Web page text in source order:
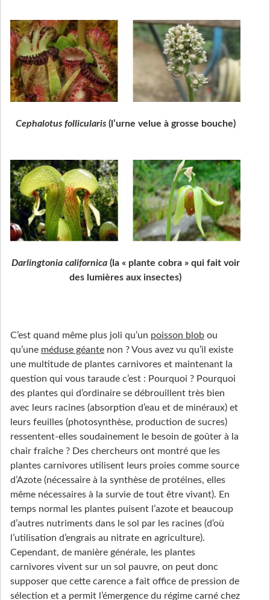
Cephalotus follicularis(l’urne velue à grosse bouche)
Darlingtonia californica(la « plante cobra » qui fait voir
des lumières aux insectes)
C’est quand même plus joli qu’un poisson blob ou
qu’une méduse géante non ? Vous avez vu qu’il existe
une multitude de plantes carnivores et maintenant la
question qui vous taraude c’est : Pourquoi ? Pourquoi
des plantes qui d’ordinaire se débrouillent très bien
avec leurs racines (absorption d’eau et de minéraux) et
leurs feuilles (photosynthèse, production de sucres)
ressentent-elles soudainement le besoin de goûter à la
chair fraîche ? Des chercheurs ont montré que les
plantes carnivores utilisent leurs proies comme source
d’Azote (nécessaire à la synthèse de protéines, elles
même nécessaires à la survie de tout être vivant). En
temps normal les plantes puisent l’azote et beaucoup
d’autres nutriments dans le sol par les racines (d’où
l’utilisation d’engrais au nitrate en agriculture).
Cependant, de manière générale, les plantes
carnivores vivent sur un sol pauvre, on peut donc
supposer que cette carence a fait office de pression de
sélection et a permit l’émergence du régime carné chez